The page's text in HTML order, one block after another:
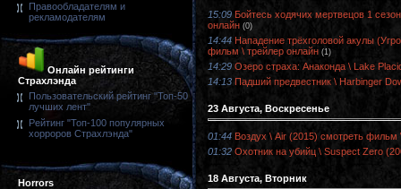
Правообладателям и
рекламодателям
Онлайн рейтинги
Страхлэнда
Пользовательский рейтинг "Топ-50
лучших лент"
Рейтинг "Топ-100 популярных
хорроров Страхлэнда"
Horrors
15:09 Бойтесь ходячих мертвецов 1
онлайн (0)
14:44 Нападение трёхголовой акулы
фильм \ трейлер онлайн (1)
14:29 Озеро страха: Анаконда \ Lake
14:13 Падший предвестник \ Harbinger
23 Августа, Воскресенье
01:44 Воздух \ Air (2015) смотреть фильм
01:32 Охотник на убийц \ Suspect Zero
18 Августа, Вторник